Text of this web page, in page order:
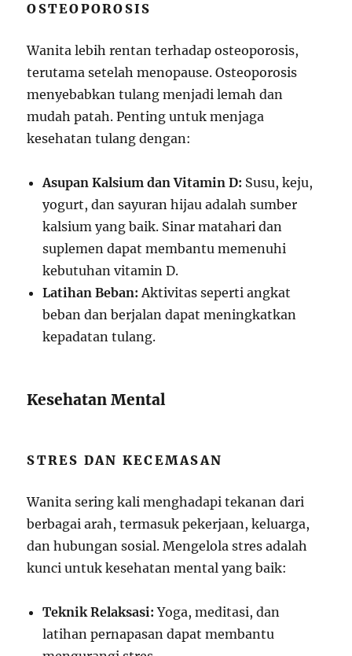
OSTEOPOROSIS
Wanita lebih rentan terhadap osteoporosis,
terutama setelah menopause. Osteoporosis
menyebabkan tulang menjadi lemah dan
mudah patah. Penting untuk menjaga
kesehatan tulang dengan:
Asupan Kalsium dan Vitamin D: Susu, keju,
yogurt, dan sayuran hijau adalah sumber
kalsium yang baik. Sinar matahari dan
suplemen dapat membantu memenuhi
kebutuhan vitamin D.
Latihan Beban: Aktivitas seperti angkat
beban dan berjalan dapat meningkatkan
kepadatan tulang.
Kesehatan Mental
STRES DAN KECEMASAN
Wanita sering kali menghadapi tekanan dari
berbagai arah, termasuk pekerjaan, keluarga,
dan hubungan sosial. Mengelola stres adalah
kunci untuk kesehatan mental yang baik:
Teknik Relaksasi: Yoga, meditasi, dan
latihan pernapasan dapat membantu